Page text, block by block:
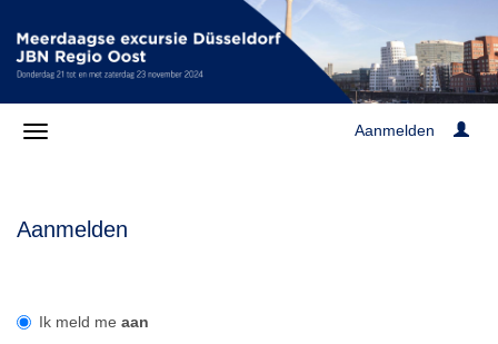
Aanmelden
Aanmelden
Ik meld me aan